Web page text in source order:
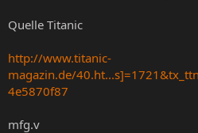
Quelle Titanic
http://www.titanic-
magazin.de/
4e5870f87
mfg.v